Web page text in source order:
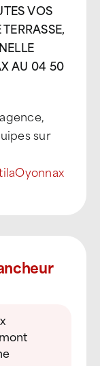
VOS
AU 04 50
sur